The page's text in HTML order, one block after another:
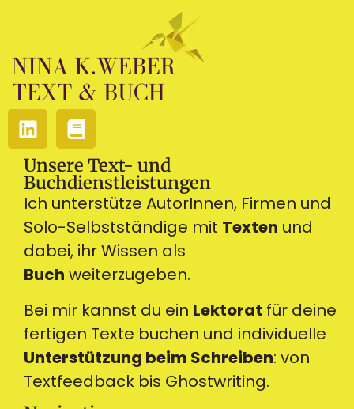
Ich unterstütze AutorInnen, Firmen und
Solo-Selbstständige mit Texten und
dabei, ihr Wissen als
Buch weiterzugeben.
Bei mir kannst du ein Lektorat für deine
fertigen Texte buchen und individuelle
Unterstützung beim Schreiben: von
Textfeedback bis Ghostwriting.
Unsere Text- und
Buchdienstleistungen